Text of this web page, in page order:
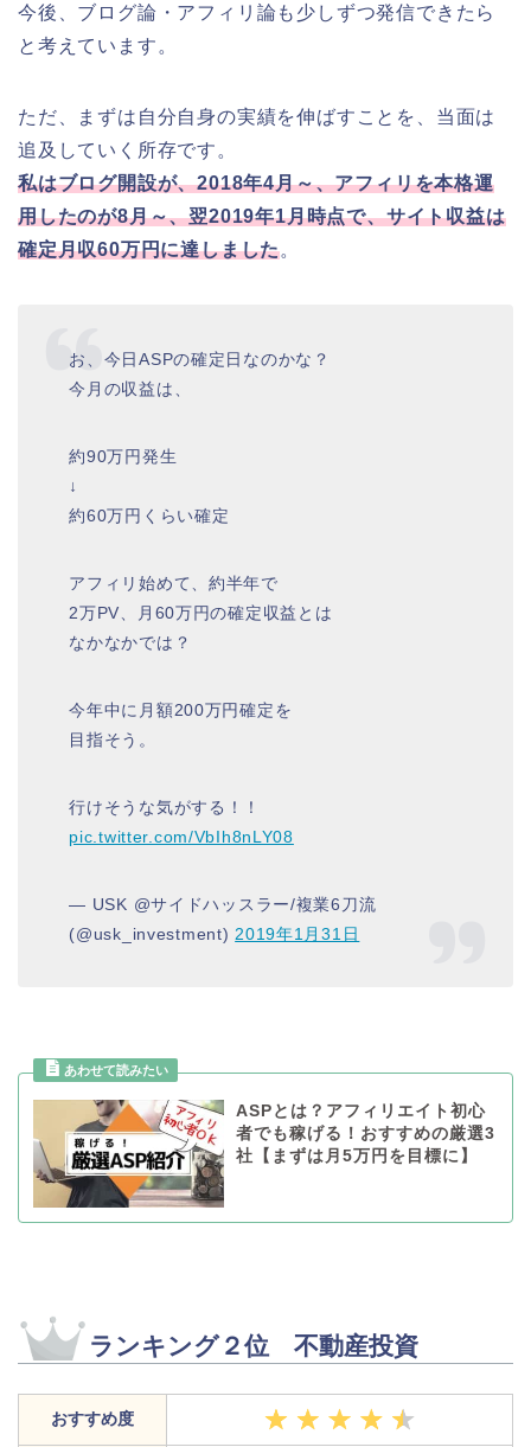
今後、ブログ論・アフィリ論も少しずつ発信できたら
と考えています。
ただ、まずは自分自身の実績を伸ばすことを、当面は
追及していく所存です。
私はブログ開設が、2018年4月～、アフィリを本格運
用したのが8月～、翌2019年1月時点で、サイト収益は
確定月収60万円に達しました。
お、今日ASPの確定日なのかな？
今月の収益は、
約90万円発生
↓
約60万円くらい確定
アフィリ始めて、約半年で
2万PV、月60万円の確定収益とは
なかなかでは？
今年中に月額200万円確定を
目指そう。
行けそうな気がする！！
pic.twitter.com/VbIh8nLY08
— USK @サイドハッスラー/複業6刀流
(@usk_investment)2019年1月31日
ASPとは？アフィリエイト初心
者でも稼げる！おすすめの厳選3
社【まずは月5万円を目標に】
ランキング２位 不動産投資
おすすめ度